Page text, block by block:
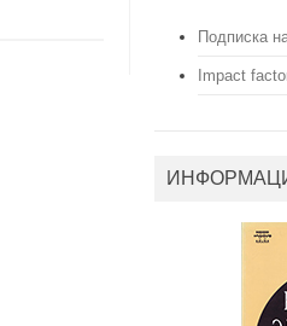
Подписка
Impact